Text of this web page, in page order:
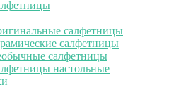
салфетницы
салфетницы
салфетницы
настольные